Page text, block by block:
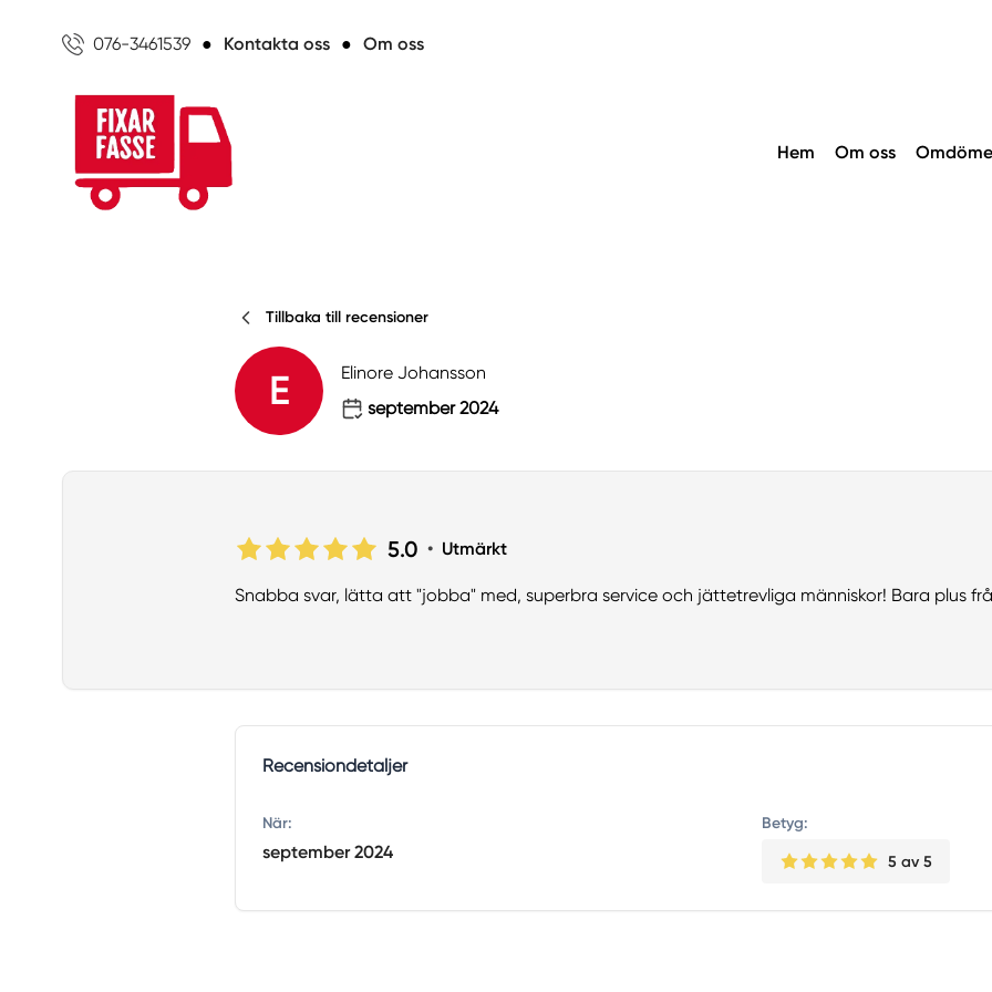
076-3461539 ● Kontakta oss ● Om oss
Hem Om oss
Tillbaka till recensioner
E
Elinore Johansson
september 2024
5.0 • Utmärkt
Snabba svar, lätta att "jobba" med, superbra service och jättetrevliga människor! Bara plus
Recensiondetaljer
När:
september 2024
Betyg:
5 av 5